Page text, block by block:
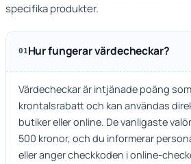
specifika produkter.
01Hur fungerar värdecheckar?
Värdecheckar är intjänade poäng
krontalsrabatt och kan användas
butiker eller online. De vanligaste
500 kronor, och du informerar
eller anger checkkoden i online-